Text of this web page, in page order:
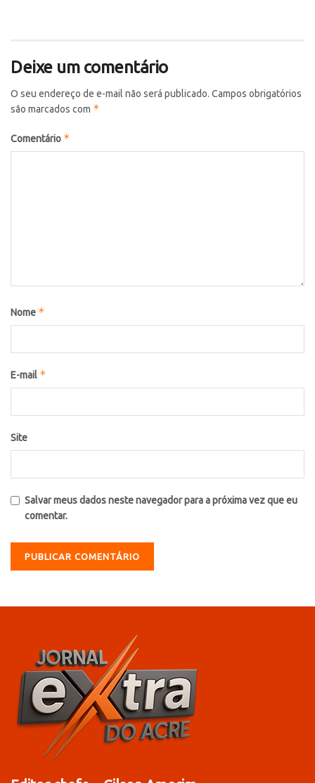
Deixe um comentário
O seu endereço de e-mail não será publicado. Campos obrigatórios
são marcados com *
Comentário *
Nome *
E-mail *
Site
Salvar meus dados neste navegador para a próxima vez que eu
comentar.